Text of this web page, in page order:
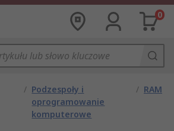
0
/ Podzespoły i
oprogramowanie
komputerowe
/ RAM